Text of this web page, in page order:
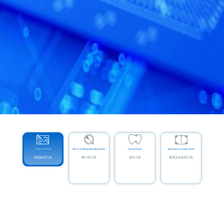
Tools For PCB
线路板用刀具
Micro-Drilling &Routing Tools
微小径刀具
Dental Tools
齿科刀具
Standard Carbide Tools
硬质合金标准刀具